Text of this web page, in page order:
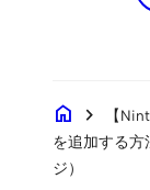
home chevron_right
【
を追加する方
ジ）